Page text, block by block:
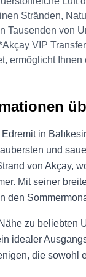
Stränden,
Tausenden von
VIP
ermöglicht
in
und
von Akçay,
Mit seiner
den
zu beliebten
idealer
die sowohl